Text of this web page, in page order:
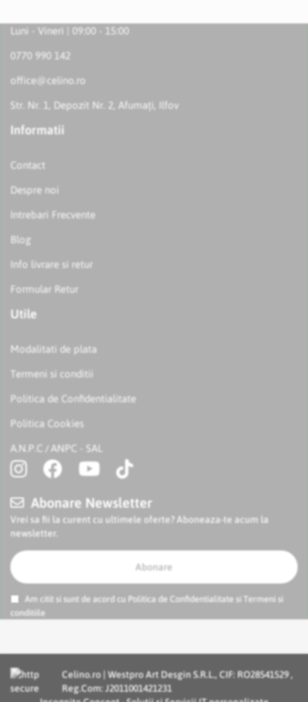
Luni - Vineri | 09:00 - 15:00
0770 990 142
office@celino.ro
Str. Nr. 1, Depozit Nr. 2, Afumați, Ilfov
Informatii
Contact
Despre noi
Intrebari Frecvente
Blog
Info livrare si retur
Formular Retur
Utile
Modalitati de plata
Termeni si conditii
Politica de Confidentialitate
Politica Cookies
A.N.P.C / ANPC - SAL
Abonare Newsletter
Vrei sa fii la curent cu ultimele oferte? Aboneaza-te acum la
newsletter.
Abonare
Am citit si sunt de acord cu Politica de Confidentialitate si
Termeni si
conditiile
Celino.ro | Westpro Art Desgin S.R.L., CIF: RO28541529 ,
Reg.Com: J2011001421231